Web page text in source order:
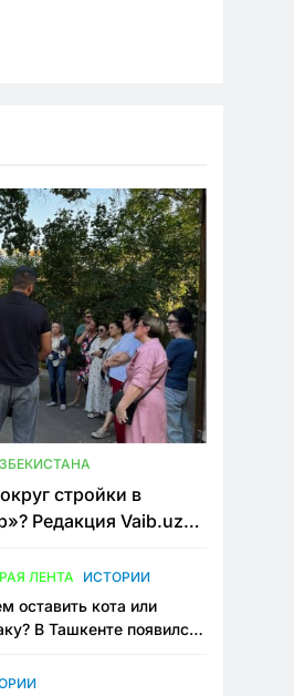
стройки в
Редакция Vaib.uz
ЛЕНТА ИСТОРИИ
оставить кота или
В Ташкенте появился